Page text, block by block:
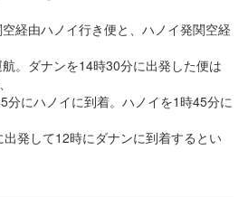
経由ハノイ行き便と、ハノイ発関空経
。ダナンを14時30分に出発した便は
分にハノイに到着。ハノイを1時45分に
発して12時にダナンに到着するとい